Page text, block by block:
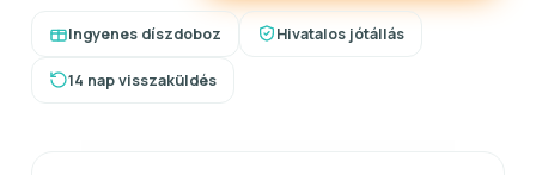
Ingyenes díszdoboz Hivatalos jótállás
14 nap visszaküldés